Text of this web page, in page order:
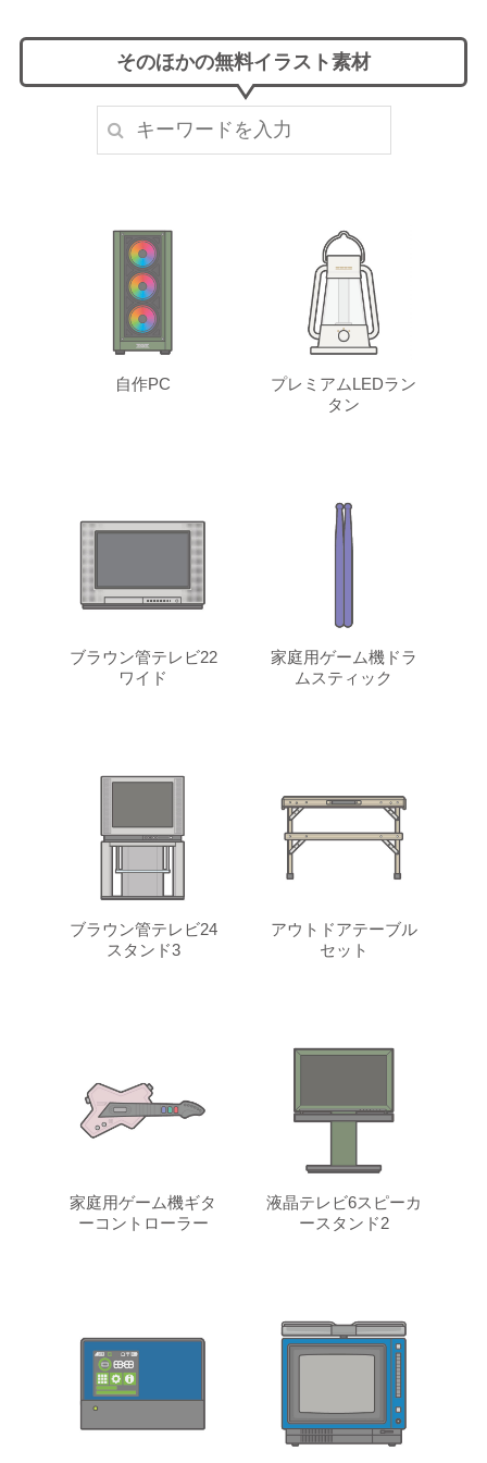
そのほかの無料イラスト素材
自作PC
プレミアムLEDラン
タン
ブラウン管テレビ22
ワイド
家庭用ゲーム機ドラ
ムスティック
ブラウン管テレビ24
スタンド3
アウトドアテーブル
セット
家庭用ゲーム機ギタ
ーコントローラー
液晶テレビ6スピーカ
ースタンド2